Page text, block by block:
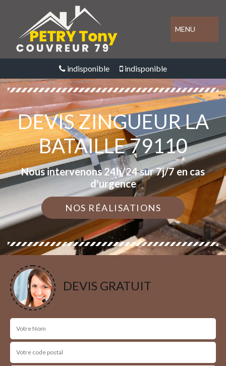
MENU
indisponible indisponible
DEVIS ZINGUEUR LA
BATAILLE 79110
Nous intervenons 24h/24 sur 7j/7 en cas
d'urgence
NOS RÉALISATIONS
DEVIS GRATUIT